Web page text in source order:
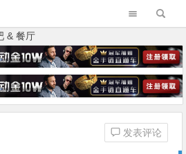
& 餐厅
发表评论